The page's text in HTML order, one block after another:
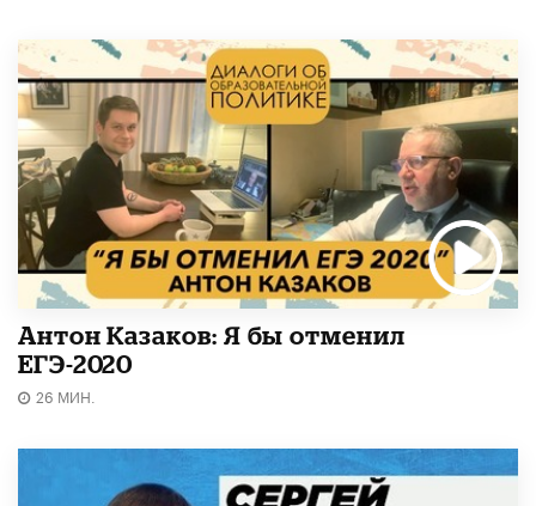
Антон Казаков: Я бы отменил
ЕГЭ-2020
26 МИН.